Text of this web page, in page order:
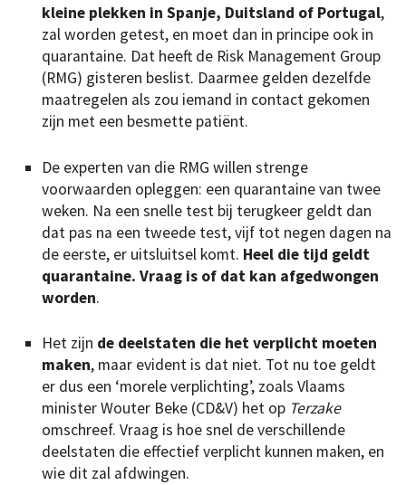
kleine plekken in Spanje, Duitsland of Portugal,
zal worden getest, en moet dan in principe ook in
quarantaine. Dat heeft de Risk Management Group
(RMG) gisteren beslist. Daarmee gelden dezelfde
maatregelen als zou iemand in contact gekomen
zijn met een besmette patiënt.
De experten van die RMG willen strenge
voorwaarden opleggen: een quarantaine van twee
weken. Na een snelle test bij terugkeer geldt dan
dat pas na een tweede test, vijf tot negen dagen na
de eerste, er uitsluitsel komt. Heel die tijd geldt
quarantaine. Vraag is of dat kan afgedwongen
worden.
Het zijn de deelstaten die het verplicht moeten
maken, maar evident is dat niet. Tot nu toe geldt
er dus een ‘morele verplichting’, zoals Vlaams
minister Wouter Beke (CD&V) het op Terzake
omschreef. Vraag is hoe snel de verschillende
deelstaten die effectief verplicht kunnen maken, en
wie dit zal afdwingen.